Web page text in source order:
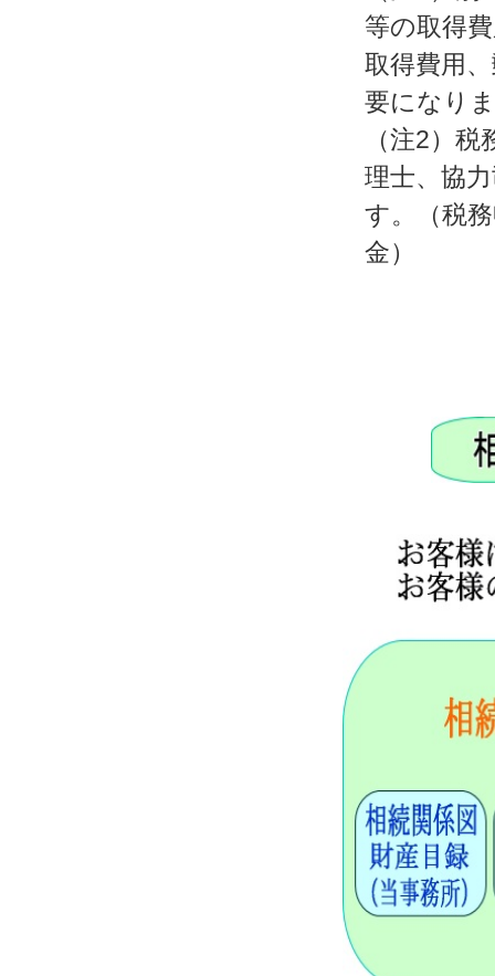
等の取得
取得費用
要になり
（注2）
理士、協
す。（税
金）